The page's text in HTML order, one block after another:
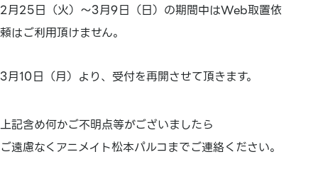
2月25日（火）～3月9日（日）の期間中はWeb取置依
頼はご利用頂けません。
3月10日（月）より、受付を再開させて頂きます。
上記含め何かご不明点等がございましたら
ご遠慮なくアニメイト松本パルコまでご連絡ください。